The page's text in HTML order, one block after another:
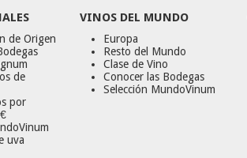
de Origen
de
por
uva
VINOS DEL MUNDO
Europa
Resto del Mundo
Clase de Vino
Conocer las Bodegas
Selección MundoVinum